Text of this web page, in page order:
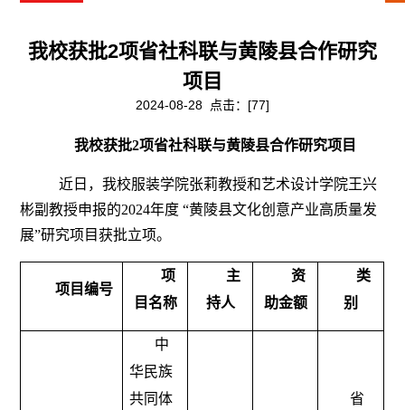
我校获批2项省社科联与黄陵县合作研究
项目
2024-08-28 点击：[77]
我校获批2项省社科联与黄陵县合作研究项目
近日，我校服装学院张莉教授和艺术设计学院王兴
彬副教授申报的2024年度 “黄陵县文化创意产业高质量发
展”研究项目获批立项。
项目编号
项
目名称
主
持人
资
助金额
类
别
中
华民族
共同体
省